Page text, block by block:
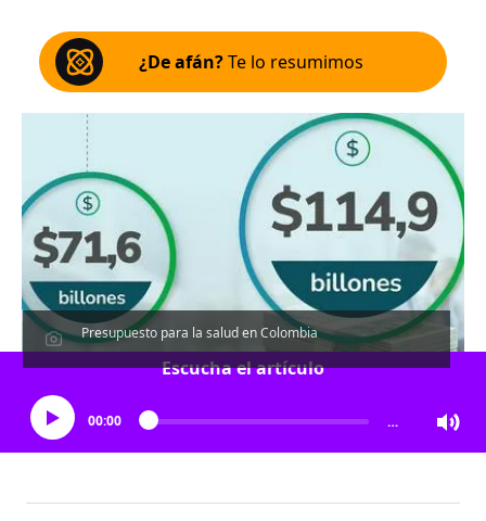
¿De afán?Te lo resumimos
Presupuesto para la salud en Colombia
Escucha el artículo
00:00 …